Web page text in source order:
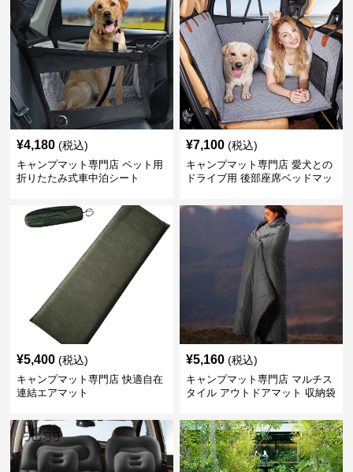
¥4,180 (税込)
キャンプマット専門店 ペット用
折りたたみ式車中泊シート
¥7,100 (税込)
キャンプマット専門店 愛犬との
ドライブ用 後部座席ベッドマッ
¥5,400 (税込)
キャンプマット専門店 快適自在
連結エアマット
¥5,160 (税込)
キャンプマット専門店 マルチス
タイル アウトドアマット 収納袋